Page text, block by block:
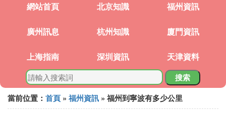
網站首頁 北京知識 福州資訊
廣州訊息 杭州知識 廈門資訊
上海指南 深圳資訊 天津資料
搜索
當前位置： 首頁 » 福州資訊 » 福州到寧波有多少公里